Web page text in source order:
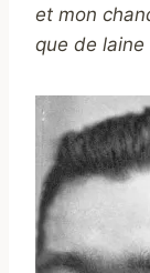
et mon
que de laine